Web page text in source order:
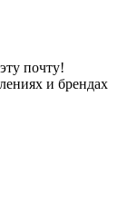
почту!
и брендах